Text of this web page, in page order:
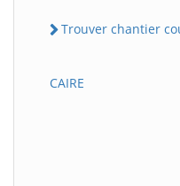
Trouver chantier
CAIRE